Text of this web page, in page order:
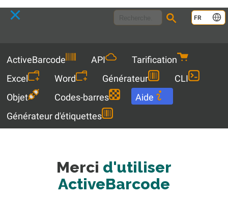
FR
ActiveBarcode API
Tarification
Excel
Word Générateur
CLI
Objet
Codes-barres
Aide
Générateur d'étiquettes
Merci d'utiliser
ActiveBarcode